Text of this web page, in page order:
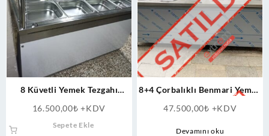
8 Küvetli Yemek Tezgahı
16.500,00₺ +KDV
Sepete Ekle
8+4 Çorbalıklı Benmari Yemek
47.500,00₺ +KDV
Devamını oku